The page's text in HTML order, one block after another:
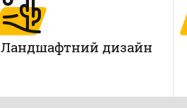
Ландшафтний дизайн